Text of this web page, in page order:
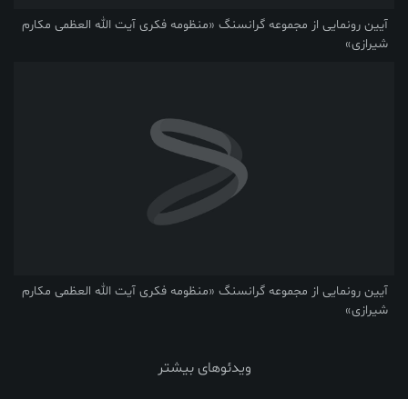
آیین رونمایی از مجموعه گرانسنگ «منظومه فکری آیت الله العظمی مکارم
شیرازی»
آیین رونمایی از مجموعه گرانسنگ «منظومه فکری آیت الله العظمی مکارم
شیرازی»
ویدئوهای بیشتر